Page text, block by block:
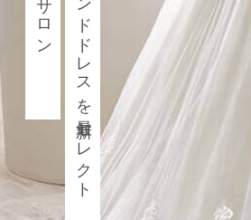
Dress Plan
ドレスプラン
Q & A
国内レンタルに関する質問
Voice
お客様の声